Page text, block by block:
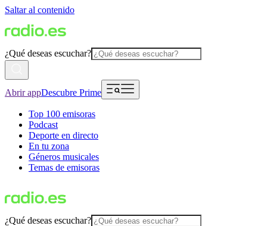
Saltar al contenido
¿Qué deseas escuchar?
Abrir appDescubre Prime
Top 100 emisoras
Podcast
Deporte en directo
En tu zona
Géneros musicales
Temas de emisoras
¿Qué deseas escuchar?